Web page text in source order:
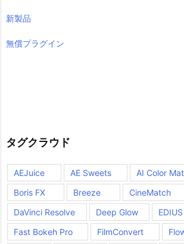
新製品
無償プラグイン
タグクラウド
AEJuice AE Sweets AI Color
Boris FX
Breeze CineMatch
DaVinci Resolve
Deep Glow EDIUS
Fast Bokeh Pro
FilmConvert